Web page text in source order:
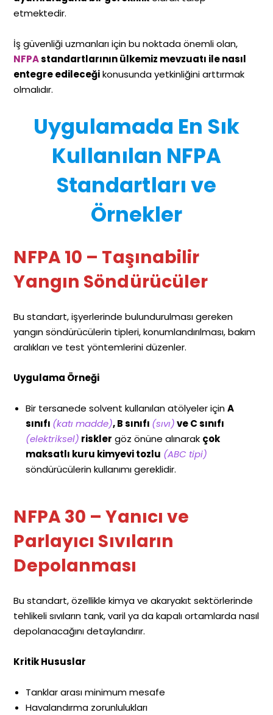
etmektedir.
İş güvenliği uzmanları için bu noktada önemli olan,
NFPAstandartlarının ülkemiz mevzuatı ile nasıl
entegre edileceğikonusunda yetkinliğini arttırmak
olmalıdır.
Uygulamada En Sık
Kullanılan NFPA
Standartları ve
Örnekler
NFPA10 – Taşınabilir
Yangın Söndürücüler
Bu standart, işyerlerinde bulundurulması gereken
yangın söndürücülerin tipleri, konumlandırılması, bakım
aralıkları ve test yöntemlerini düzenler.
Uygulama Örneği
Bir tersanede solvent kullanılan atölyeler içinA
sınıfı (katı madde), B sınıfı (sıvı)ve C sınıfı
(elektriksel) riskler göz önüne alınarak çok
maksatlı kuru kimyevi tozlu (ABC tipi)
söndürücülerin kullanımı gereklidir.
NFPA30 – Yanıcı ve
Parlayıcı Sıvıların
Depolanması
Bu standart, özellikle kimya ve akaryakıt sektörlerinde
tehlikeli sıvıların tank, varil ya da kapalı ortamlarda nasıl
depolanacağını detaylandırır.
Kritik Hususlar
Tanklar arası minimum mesafe
Havalandırma zorunlulukları